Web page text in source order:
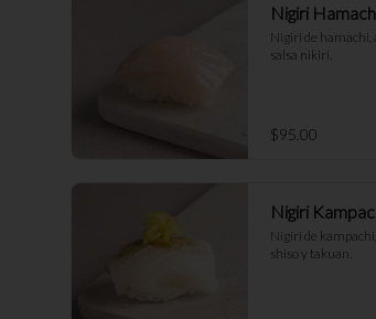
Nigiri
Nigiri de hamachi,
salsa nikiri.
$95.00
Nigiri
Nigiri de
shiso y takuan.